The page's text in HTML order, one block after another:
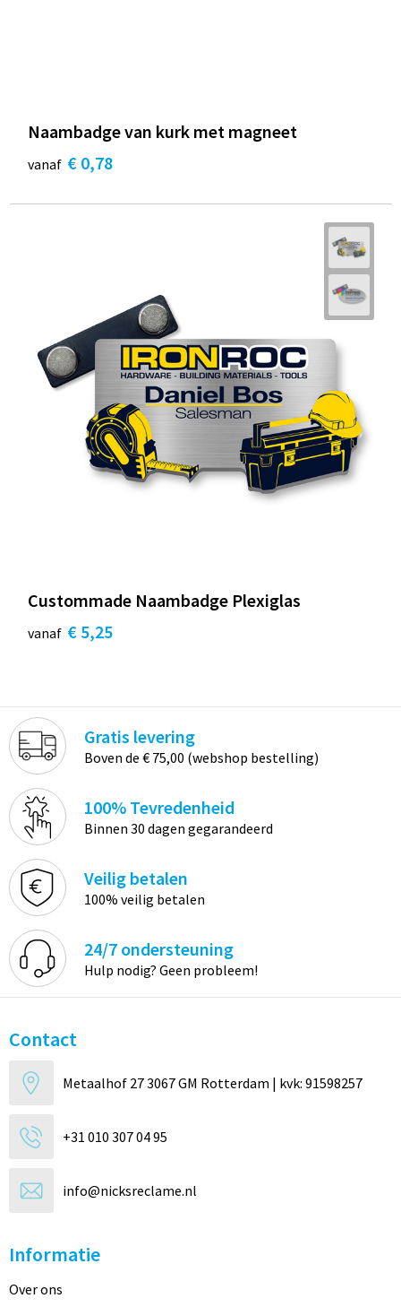
Naambadge van kurk met magneet
vanaf € 0,78
Custommade Naambadge Plexiglas
vanaf € 5,25
Gratis levering
Boven de € 75,00 (webshop bestelling)
100% Tevredenheid
Binnen 30 dagen gegarandeerd
Veilig betalen
100% veilig betalen
24/7 ondersteuning
Hulp nodig? Geen probleem!
Contact
Metaalhof 27 3067 GM Rotterdam | kvk: 91598257
+31 010 307 04 95
info@nicksreclame.nl
Informatie
Over ons